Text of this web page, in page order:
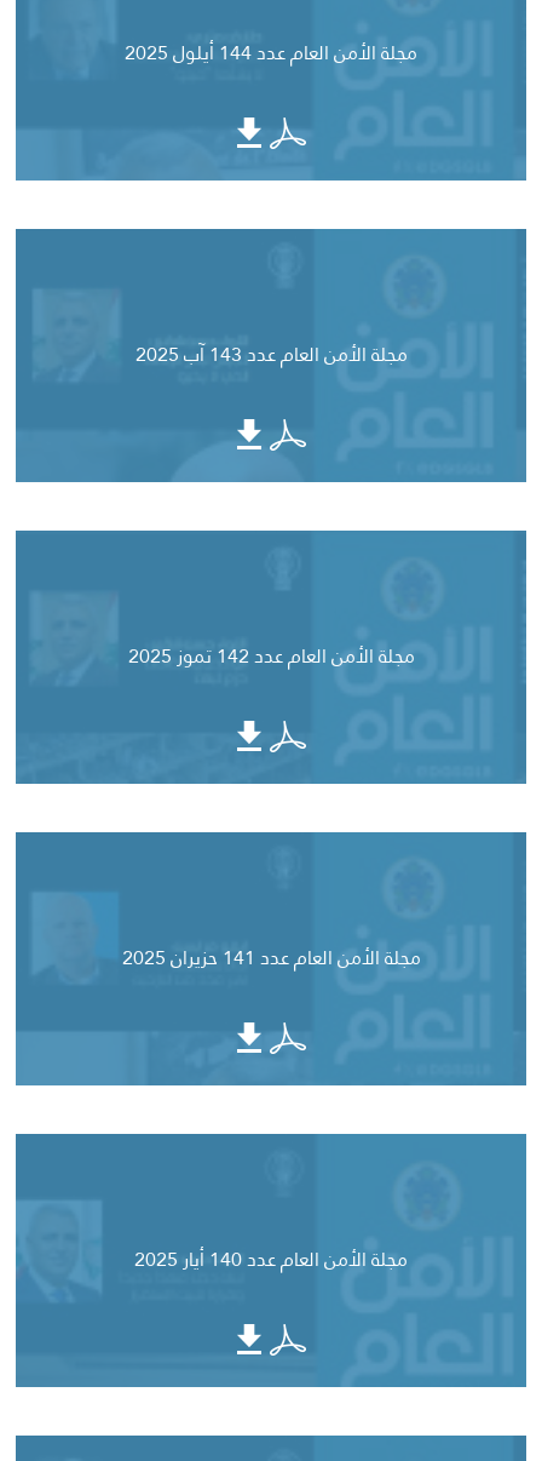
مجلة الأمن العام عدد 144 أيلول 2025
مجلة الأمن العام عدد 143 آب 2025
مجلة الأمن العام عدد 142 تموز 2025
مجلة الأمن العام عدد 141 حزيران 2025
مجلة الأمن العام عدد 140 أيار 2025